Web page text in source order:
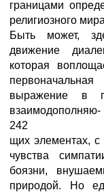
границами
религиозного
Быть может,
движение
которая
выражение в
взаимодополняю-
242
щих элементах, с
чувства
боязни,
природой. Но